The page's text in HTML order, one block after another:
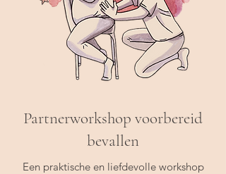
Partnerworkshop voorbereid
bevallen
Een praktische en liefdevolle workshop